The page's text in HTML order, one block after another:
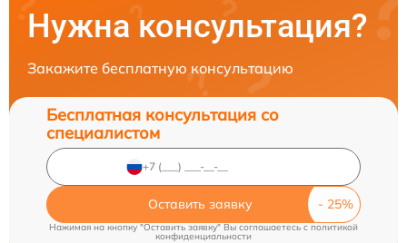
Нужна консультация?
Закажите бесплатную консультацию
Бесплатная консультация со
специалистом
Оставить заявку
Нажимая на кнопку "Оставить заявку" Вы соглашаетесь cполитикой
конфиденциальности